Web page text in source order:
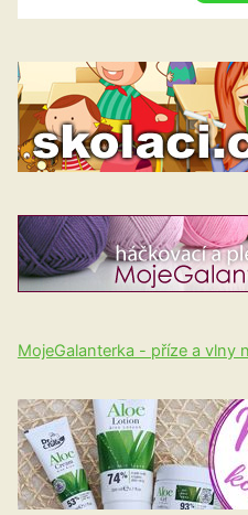
MojeGalanterka - příze a vlny